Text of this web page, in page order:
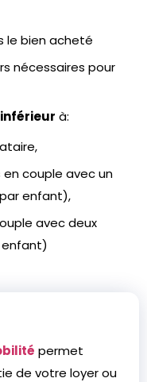
le bien acheté
nécessaires pour
à:
en couple avec un
enfant),
avec deux
enfant)
permet
de votre loyer ou